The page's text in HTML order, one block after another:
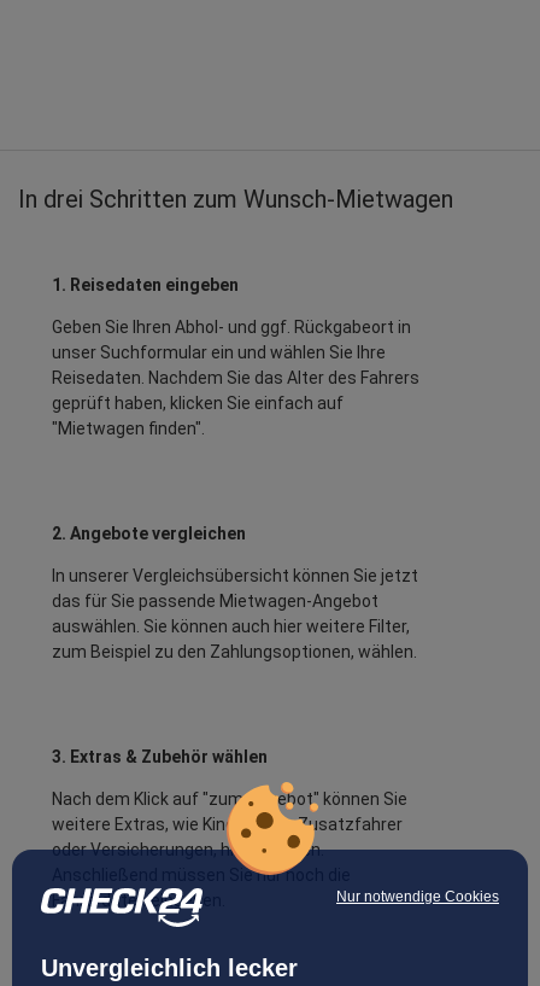
Nur notwendige Cookies
Unvergleichlich lecker
In drei Schritten zum Wunsch-Mietwagen
1. Reisedaten eingeben
Geben Sie Ihren Abhol- und ggf. Rückgabeort in
unser Suchformular ein und wählen Sie Ihre
Reisedaten. Nachdem Sie das Alter des Fahrers
geprüft haben, klicken Sie einfach auf
"Mietwagen finden".
2. Angebote vergleichen
In unserer Vergleichsübersicht können Sie jetzt
das für Sie passende Mietwagen-Angebot
auswählen. Sie können auch hier weitere Filter,
zum Beispiel zu den Zahlungsoptionen, wählen.
3. Extras & Zubehör wählen
Nach dem Klick auf "zum Angebot" können Sie
weitere Extras, wie Kindersitze, Zusatzfahrer
oder Versicherungen, hinzubuchen.
Anschließend müssen Sie nur noch die
Fahrerdaten eingeben.